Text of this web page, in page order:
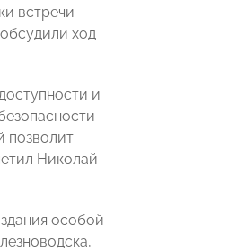
встречи
ход
и
позволит
Николай
особой